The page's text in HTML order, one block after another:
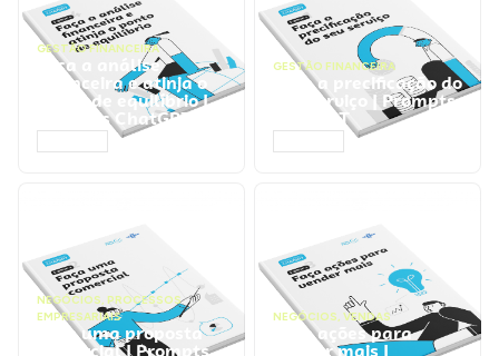
GESTÃO FINANCEIRA
Faça a análise
financeira e atinja o
ponto de equilíbrio |
Prompts ChatGPT
GESTÃO FINANCEIRA
Faça a precificação do
seu serviço | Prompts
ChatGPT
NEGÓCIOS, PROCESSOS
EMPRESARIAIS
Faça uma proposta
comercial | Prompts
NEGÓCIOS, VENDAS
Faça ações para
vender mais |